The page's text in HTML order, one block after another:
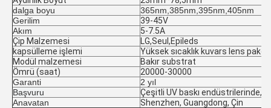
dalga boyu
365nm,385nm,395nm,405nm
Gerilim
39-45V
Akım
5-7.5A
Çip Malzemesi
LG,Seul,Epileds
kapsülleme işlemi
Yüksek sıcaklık kuvars lens paketi
Modül malzemesi
Bakır substrat
Ömrü (saat)
20000-30000
Garanti
2 yıl
Başvuru
Çeşitli UV baskı endüstrilerinde,
Anavatan
Shenzhen, Guangdong, Çin